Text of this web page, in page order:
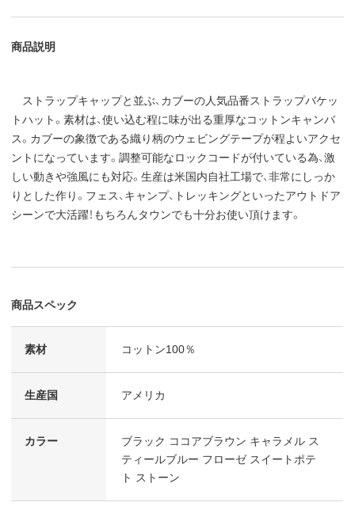
商品説明
ストラップキャップと並ぶ、カブーの人気品番ストラップバケッ
トハット。素材は、使い込む程に味が出る重厚なコットンキャンバ
ス。カブーの象徴である織り柄のウェビングテープが程よいアクセ
ントになっています。調整可能なロックコードが付いている為、激
しい動きや強風にも対応。生産は米国内自社工場で、非常にしっか
りとした作り。フェス、キャンプ、トレッキングといったアウトドア
シーンで大活躍！もちろんタウンでも十分お使い頂けます。
商品スペック
素材 コットン100％
生産国 アメリカ
カラー
ブラック ココアブラウン キャラメル ス
ティールブルー フローゼ スイートポテ
ト ストーン